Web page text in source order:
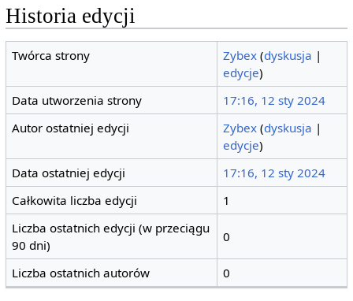
Historia edycji
Twórca strony Zybex (dyskusja |
edycje)
Data utworzenia strony
17:16, 12 sty 2024
Autor ostatniej edycji
Zybex (dyskusja |
edycje)
Data ostatniej edycji
17:16, 12 sty 2024
Całkowita liczba edycji
1
Liczba ostatnich edycji (w przeciągu
90 dni)
0
Liczba ostatnich autorów 0